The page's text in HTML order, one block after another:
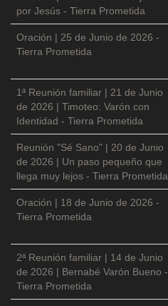
por Jesús - Tierra Prometida
Oración | 25 de Junio de 2026 -
Tierra Prometida
1ª Reunión familiar | 21 de Junio
de 2026 | Timoteo: Varón con
Identidad - Tierra Prometida
Reunión "Sé Sano" | 20 de Junio
de 2026 | Un paso pequeño que
llega muy lejos - Tierra Prometida
Oración | 18 de Junio de 2026 -
Tierra Prometida
2ª Reunión familiar | 14 de Junio
de 2026 | Bernabé Varón Bueno -
Tierra Prometida